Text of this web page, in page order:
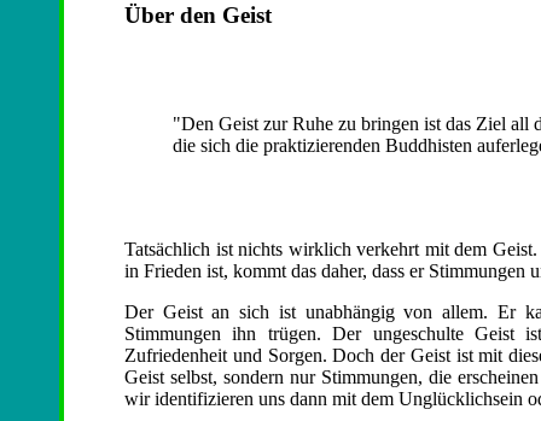
Über den Geist
"Den Geist zur Ruhe zu bringen ist das Ziel all
die sich die praktizierenden Buddhisten
Tatsächlich ist nichts wirklich verkehrt mit dem
in Frieden ist, kommt das daher, dass er Stimmungen
Der Geist an sich ist unabhängig von allem. Er
Stimmungen ihn trügen. Der ungeschulte Geist
Zufriedenheit und Sorgen. Doch der Geist ist mit
Geist selbst, sondern nur Stimmungen, die
wir identifizieren uns dann mit dem Unglücklichsein